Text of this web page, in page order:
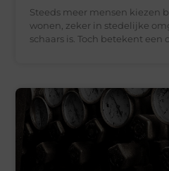
Steeds meer mensen kiezen
wonen, zeker in stedelijke
schaars is. Toch betekent een